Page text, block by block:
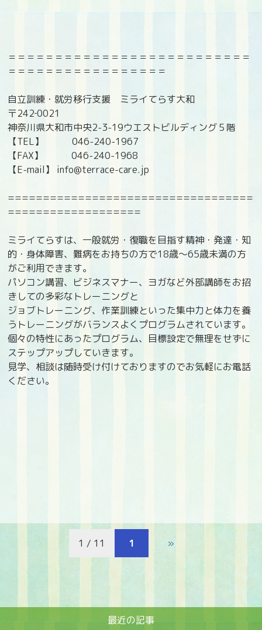
＝＝＝＝＝＝＝＝＝＝＝＝＝＝＝＝＝＝＝＝＝＝＝＝＝＝
＝＝＝＝＝＝＝＝＝＝＝＝＝＝＝＝＝
自立訓練・就労移行支援 ミライてらす大和
〒242‐0021
神奈川県大和市中央2-3-19ウエストビルディング５階
【TEL】 046-240-1967
【FAX】 046-240-1968
【E-mail】 info@terrace-care.jp
===================================
===================
ミライてらすは、一般就労・復職を目指す精神・発達・知
的・身体障害、難病をお持ちの方で18歳〜65歳未満の方
がご利用できます。
パソコン講習、ビジネスマナー、ヨガなど外部講師をお招
きしての多彩なトレーニングと
ジョブトレーニング、作業訓練といった集中力と体力を養
うトレーニングがバランスよくプログラムされています。
個々の特性にあったプログラム、目標設定で無理をせずに
ステップアップしていきます。
見学、相談は随時受け付けておりますのでお気軽にお電話
ください。
1 / 11 1 »
最近の記事